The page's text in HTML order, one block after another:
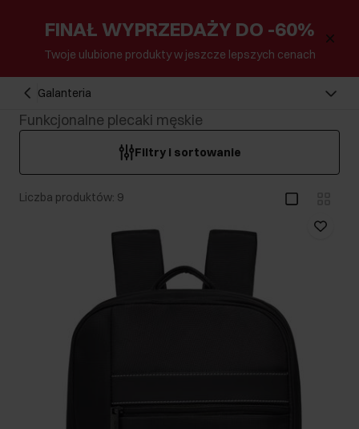
FINAŁ WYPRZEDAŻY DO -60%
Twoje ulubione produkty w jeszcze lepszych cenach
Galanteria
Funkcjonalne plecaki męskie
Filtry i sortowanie
Liczba produktów: 9